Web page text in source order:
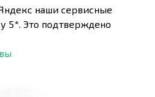
наши сервисные
5*. Это подтверждено